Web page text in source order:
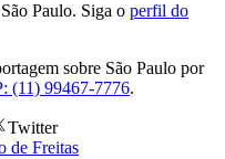
Paulo. Siga o perfil do
sobre São Paulo por
(11) 99467-7776.
Twitter
de Freitas